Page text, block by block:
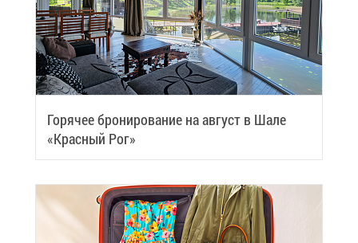
Го­ря­чее бро­ни­ро­ва­ние на ав­густ в Ша­ле
«Крас­ный Рог»